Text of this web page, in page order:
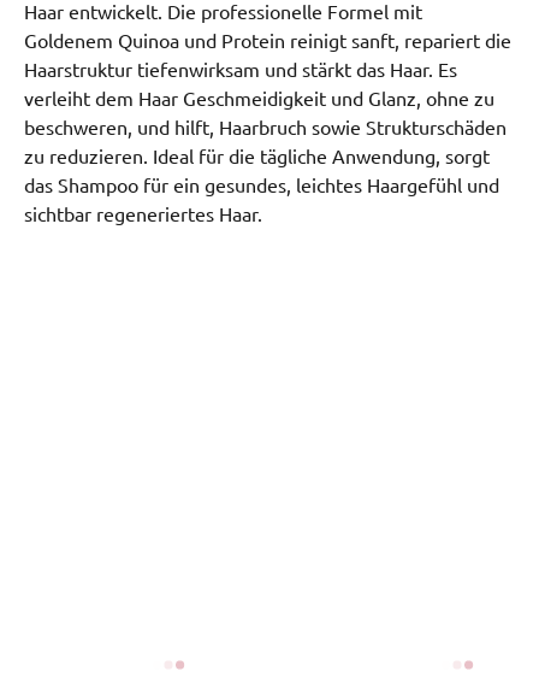
Haar entwickelt. Die professionelle Formel mit
Goldenem Quinoa und Protein reinigt sanft, repariert die
Haarstruktur tiefenwirksam und stärkt das Haar. Es
verleiht dem Haar Geschmeidigkeit und Glanz, ohne zu
beschweren, und hilft, Haarbruch sowie Strukturschäden
zu reduzieren. Ideal für die tägliche Anwendung, sorgt
das Shampoo für ein gesundes, leichtes Haargefühl und
sichtbar regeneriertes Haar.